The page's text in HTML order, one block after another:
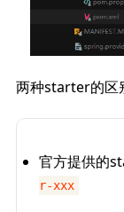
两种starter的区
官方提供的
r-xxx